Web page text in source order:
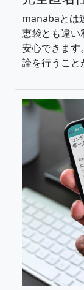
manabaとは
恵袋とも違い
安心できます
論を行うこと